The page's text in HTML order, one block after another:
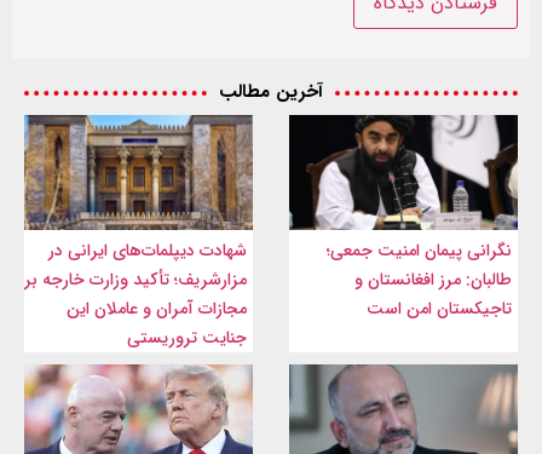
آخرین مطالب
نگرانی پیمان امنیت جمعی؛
طالبان: مرز افغانستان و
تاجیکستان امن است
شهادت‌ دیپلمات‌های ایرانی در
مزارشریف؛ تأکید وزارت خارجه بر
مجازات آمران و عاملان این
جنایت تروریستی